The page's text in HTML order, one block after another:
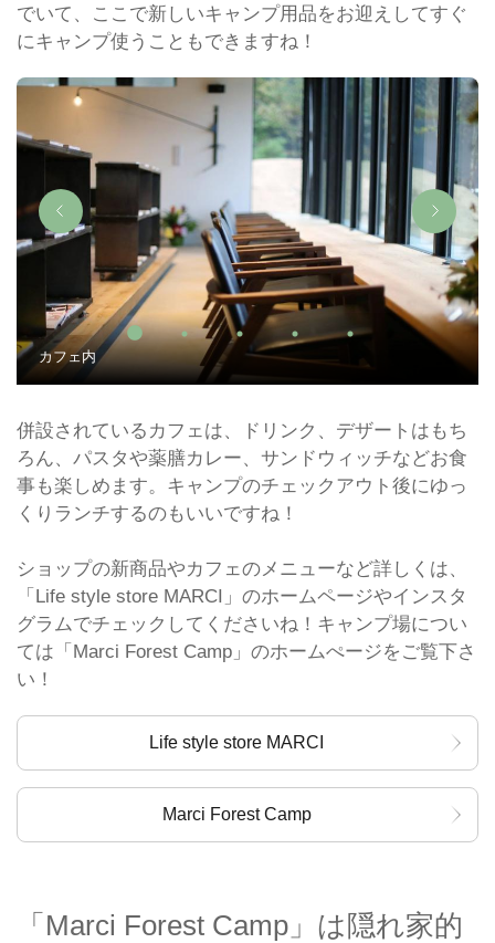
でいて、ここで新しいキャンプ用品をお迎えしてすぐ
にキャンプ使うこともできますね！
カフェ内
併設されているカフェは、ドリンク、デザートはもち
ろん、パスタや薬膳カレー、サンドウィッチなどお食
事も楽しめます。キャンプのチェックアウト後にゆっ
くりランチするのもいいですね！
ショップの新商品やカフェのメニューなど詳しくは、
「Life style store MARCI」のホームページやインスタ
グラムでチェックしてくださいね！キャンプ場につい
ては「Marci Forest Camp」のホームぺージをご覧下さ
い！
Life style store MARCI
Marci Forest Camp
「Marci Forest Camp」は隠れ家的